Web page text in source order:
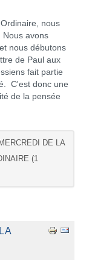
nous
avons
nous débutons
de Paul aux
fait partie
C'est donc une
de la pensée
DE LA
(1